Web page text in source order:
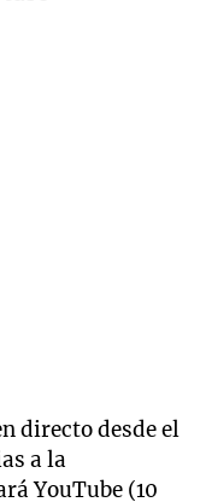
directo desde el
a la
YouTube (10